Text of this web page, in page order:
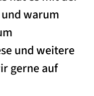
warum
und weitere
gerne auf